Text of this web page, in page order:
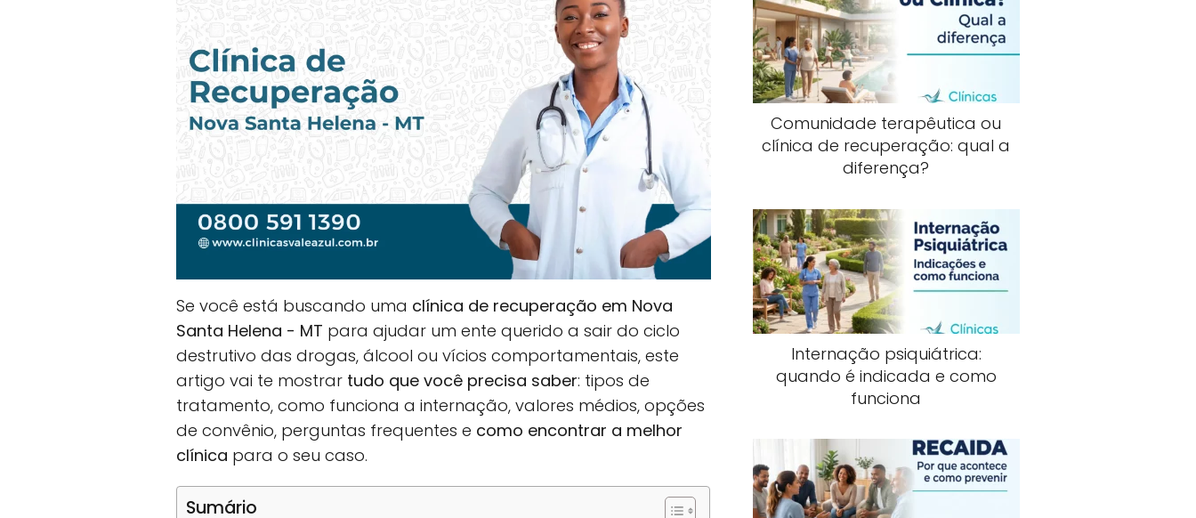
Se você está buscando uma clínica de recuperação em Nova
Santa Helena - MT para ajudar um ente querido a sair do ciclo
destrutivo das drogas, álcool ou vícios comportamentais, este
artigo vai te mostrar tudo que você precisa saber: tipos de
tratamento, como funciona a internação, valores médios, opções
de convênio, perguntas frequentes e como encontrar a melhor
clínica para o seu caso.
Sumário
Comunidade terapêutica ou
clínica de recuperação: qual a
diferença?
Internação psiquiátrica:
quando é indicada e como
funciona